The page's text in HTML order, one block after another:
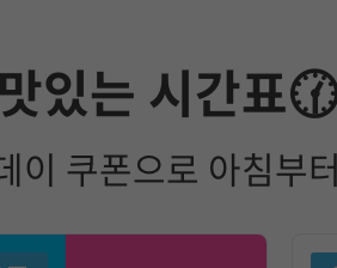
있는 시간표
이 쿠폰으로 아침부